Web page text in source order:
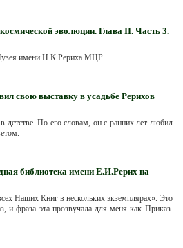
эволюции. Глава II. Часть 3.
имени Н.К.Рериха МЦР.
свою выставку в усадьбе Рерихов
детстве. По его словам, он с ранних лет любил
библиотека имени Е.И.Рерих на
Наших Книг в нескольких экземплярах». Это
и фраза эта прозвучала для меня как Приказ.